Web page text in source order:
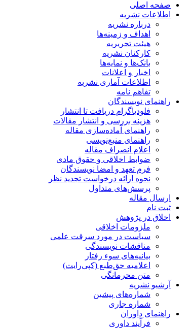
صفحه اصلی
اطلاعات نشریه
درباره نشریه
اهداف و زمینه‌ها
هیئت تحریریه
کارکنان نشریه
بانک‌ها و نمایه‌ها
اخبار و اعلانات
اطلاعات آماری نشریه
تفاهم نامه
راهنمای نویسندگان
فلودیاگرام دریافت تا انتشار
هزینه بررسی و انتشار مقالات
راهنمای آماده‌سازی مقاله
راهنمای منبع‌نویسی
اعلام انصراف مقاله
ضوابط اخلاقی و حقوق مادی
فرم تعهد و امضا نویسندگان
نحوه ارائه درخواست تجدید نظر
پرسش‌های متداول
ارسال مقاله
ثبت نام
اخلاق در پژوهش
ملزومات اخلاقی
سیاست در مورد سرقت علمی
مناقشات نویسندگی
بیانیه‌های سوء رفتار
اعلامیه حق‌طبع (کپی‌رایت)
متن محرمانگی
آرشیو نشریه
شماره‌های پیشین
شماره جاری
راهنمای داوران
فرآیند داوری